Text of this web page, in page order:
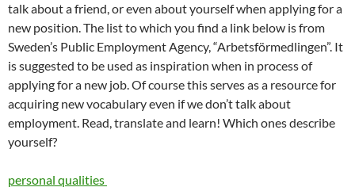
talk about a friend, or even about yourself when applying for a
new position. The list to which you find a link below is from
Sweden’s Public Employment Agency, “Arbetsförmedlingen”. It
is suggested to be used as inspiration when in process of
applying for a new job. Of course this serves as a resource for
acquiring new vocabulary even if we don’t talk about
employment. Read, translate and learn! Which ones describe
yourself?
personal qualities